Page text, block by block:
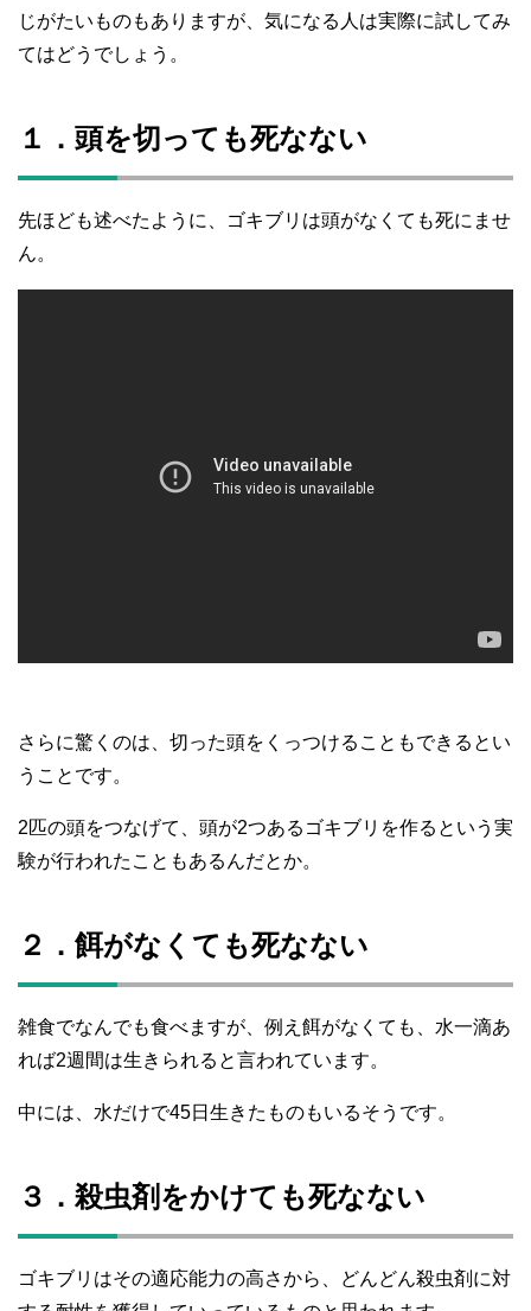
じがたいものもありますが、気になる人は実際に試してみ
てはどうでしょう。
１．頭を切っても死なない
先ほども述べたように、ゴキブリは頭がなくても死にませ
ん。
さらに驚くのは、切った頭をくっつけることもできるとい
うことです。
2匹の頭をつなげて、頭が2つあるゴキブリを作るという実
験が行われたこともあるんだとか。
２．餌がなくても死なない
雑食でなんでも食べますが、例え餌がなくても、水一滴あ
れば2週間は生きられると言われています。
中には、水だけで45日生きたものもいるそうです。
３．殺虫剤をかけても死なない
ゴキブリはその適応能力の高さから、どんどん殺虫剤に対